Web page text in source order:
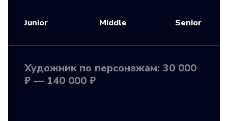
Junior Middle Senior
Художник по персонажам: 30 000
₽ — 140 000 ₽